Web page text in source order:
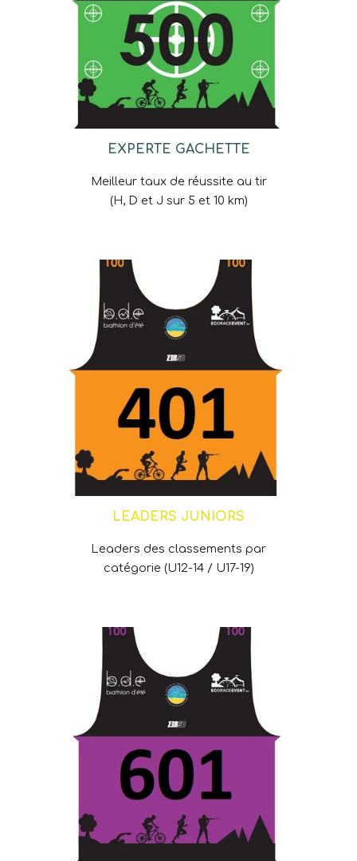
EXPERTE GACHETTE
Meilleur taux de réussite au tir
(H, D et J sur 5 et 10 km)
LEADERS JUNIORS
Leaders des classements par
catégorie (U12-14 / U17-19)